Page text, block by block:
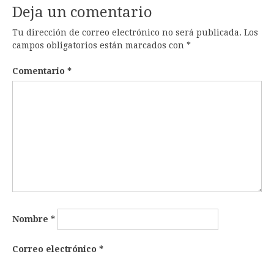
Deja un comentario
Tu dirección de correo electrónico no será publicada. Los
campos obligatorios están marcados con *
Comentario *
Nombre *
Correo electrónico *